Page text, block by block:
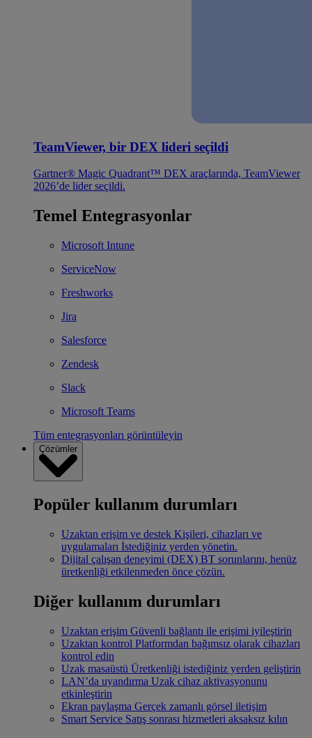
TeamViewer, bir DEX lideri seçildi
Gartner® Magic Quadrant™ DEX araçlarında, TeamViewer
2026’de lider seçildi.
Temel Entegrasyonlar
Microsoft Intune
ServiceNow
Freshworks
Jira
Salesforce
Zendesk
Slack
Microsoft Teams
Tüm entegrasyonları görüntüleyin
Çözümler
Popüler kullanım durumları
Uzaktan erişim ve destek Kişileri, cihazları ve
uygulamaları İstediğiniz yerden yönetin.
Dijital çalışan deneyimi (DEX) BT sorunlarını, henüz
üretkenliği etkilenmeden önce çözün.
Diğer kullanım durumları
Uzaktan erişim Güvenli bağlantı ile erişimi iyileştirin
Uzaktan kontrol Platformdan bağımsız olarak cihazları
kontrol edin
Uzak masaüstü Üretkenliği istediğiniz yerden geliştirin
LAN’da uyandırma Uzak cihaz aktivasyonunu
etkinleştirin
Ekran paylaşma Gerçek zamanlı görsel iletişim
Smart Service Satış sonrası hizmetleri aksaksız kılın